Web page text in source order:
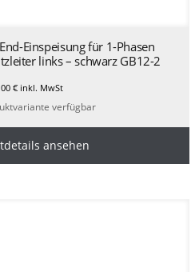
Einspeisung für 1-Phasen
links – schwarz GB12-2
€ inkl. MwSt
verfügbar
ansehen